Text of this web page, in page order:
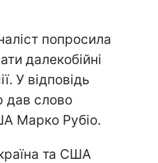
попросила
далекобійні
У відповідь
дав слово
Марко Рубіо.
та США